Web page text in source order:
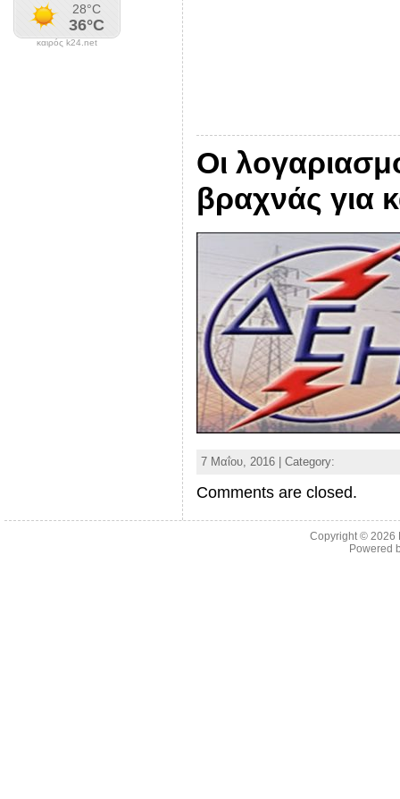
καιρός k24.net
Οι
βραχνάς για
7 Μαΐου, 2016 | Category:
Comments are closed.
Copyright © 2026
Powered